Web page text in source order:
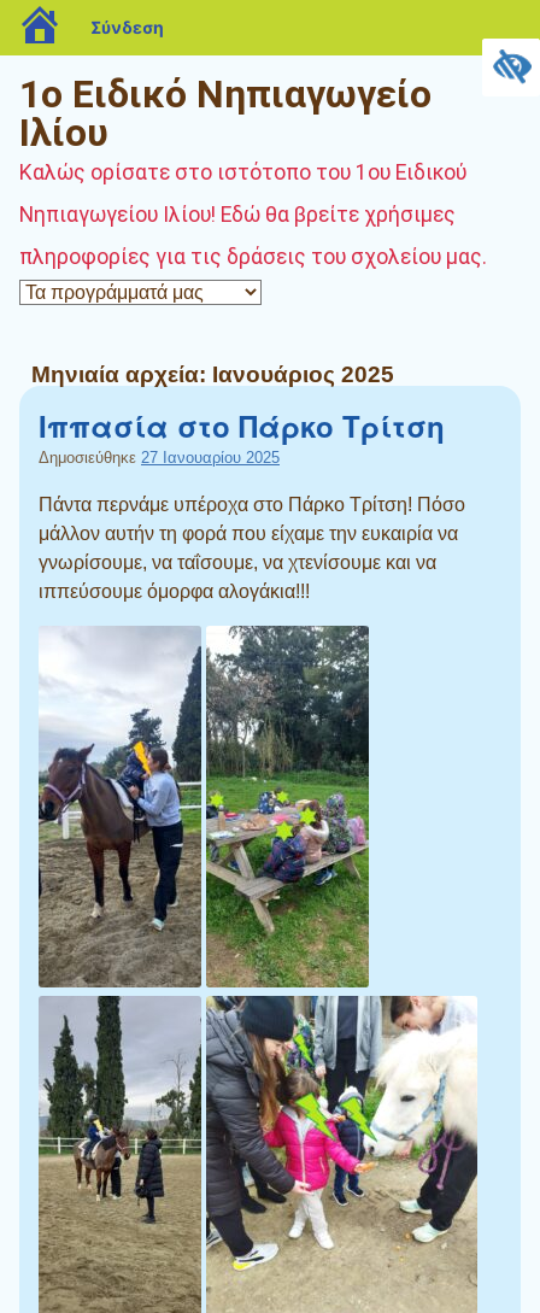
1ο Ειδικό Νηπιαγωγείο
Ιλίου
Καλώς ορίσατε στο ιστότοπο του 1ου Ειδικού
Νηπιαγωγείου Ιλίου! Εδώ θα βρείτε χρήσιμες
πληροφορίες για τις δράσεις του σχολείου μας.
Μηνιαία αρχεία: Ιανουάριος 2025
Ιππασία στο Πάρκο Τρίτση
Δημοσιεύθηκε 27 Ιανουαρίου 2025
Πάντα περνάμε υπέροχα στο Πάρκο Τρίτση! Πόσο
μάλλον αυτήν τη φορά που είχαμε την ευκαιρία να
γνωρίσουμε, να ταΐσουμε, να χτενίσουμε και να
ιππεύσουμε όμορφα αλογάκια!!!
blogs.sch.gr
Σύνδεση